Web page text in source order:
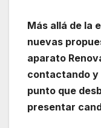
Más allá de la
nuevas
aparato
contactando y
punto que
presentar